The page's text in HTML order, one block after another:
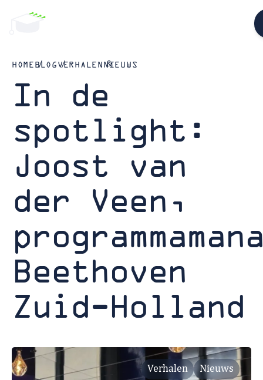
HOMEBLOGVERHALENNIEUWS
In de
spotlight:
Joost van
der Veen,
Beethoven
Zuid-Holland
Verhalen Nieuws